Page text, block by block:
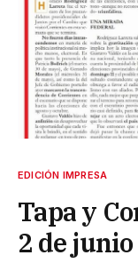
EDICIÓN IMPRESA
Tapa y
2 de